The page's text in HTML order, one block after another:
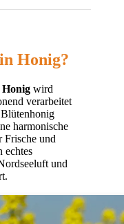
Honig?
wird
verarbeitet
harmonische
Frische und
echtes
und